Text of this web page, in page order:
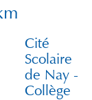
Cité
Scolaire
de Nay -
Collège